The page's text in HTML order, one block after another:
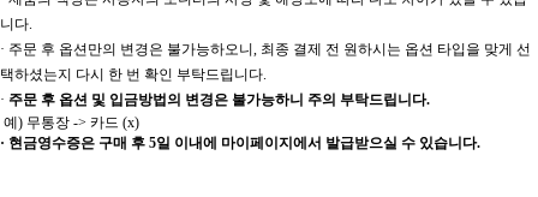
니다.
· 주문 후 옵션만의 변경은 불가능하오니, 최종 결제 전 원하시는 옵션 타입을 맞게 선
택하셨는지 다시 한 번 확인 부탁드립니다
· 주문 후 옵션 및 입금방법의 변경은 불가능하니 주의 부탁드립니다.
예) 무통장 -> 카드 (x)
· 현금영수증은 구매 후 5일 이내에 마이페이지에서 발급받으실 수 있습니다.